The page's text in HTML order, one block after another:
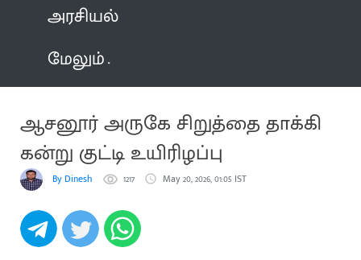
அரசியல்
மேலும்
ஆசனூர் அருகே சிறுத்தை தாக்கி
கன்று குட்டி உயிரிழப்பு
By Dinesh 1217 May 20, 2026, 01:05 IST